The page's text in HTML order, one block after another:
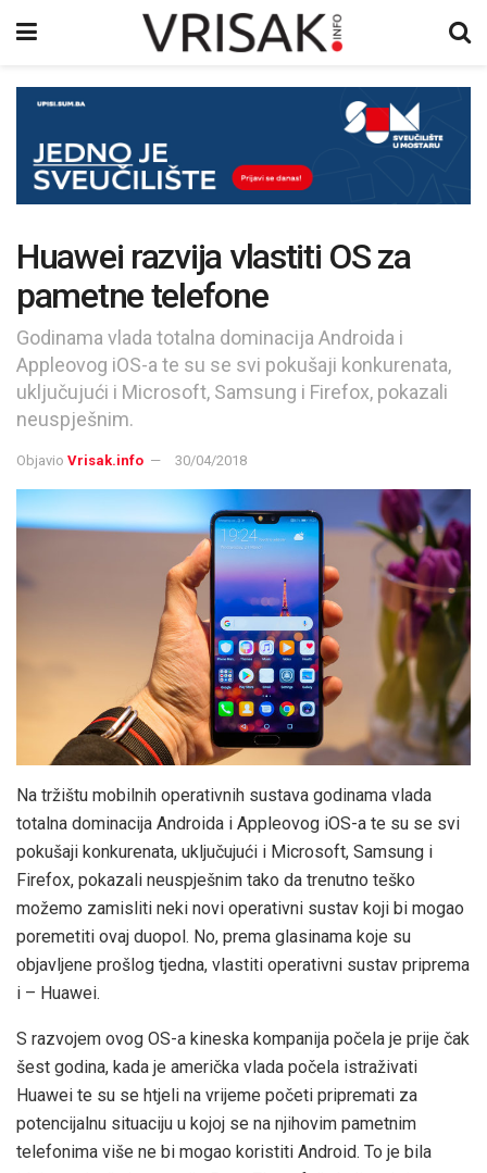
Huawei razvija vlastiti OS za
pametne telefone
Godinama vlada totalna dominacija Androida i
Appleovog iOS-a te su se svi pokušaji konkurenata,
uključujući i Microsoft, Samsung i Firefox, pokazali
neuspješnim.
Objavio Vrisak.info 30/04/2018
Na tržištu mobilnih operativnih sustava godinama vlada
totalna dominacija Androida i Appleovog iOS-a te su se svi
pokušaji konkurenata, uključujući i Microsoft, Samsung i
Firefox, pokazali neuspješnim tako da trenutno teško
možemo zamisliti neki novi operativni sustav koji bi mogao
poremetiti ovaj duopol. No, prema glasinama koje su
objavljene prošlog tjedna, vlastiti operativni sustav priprema
i – Huawei.
S razvojem ovog OS-a kineska kompanija počela je prije čak
šest godina, kada je američka vlada počela istraživati
Huawei te su se htjeli na vrijeme početi pripremati za
potencijalnu situaciju u kojoj se na njihovim pametnim
telefonima više ne bi mogao koristiti Android. To je bila